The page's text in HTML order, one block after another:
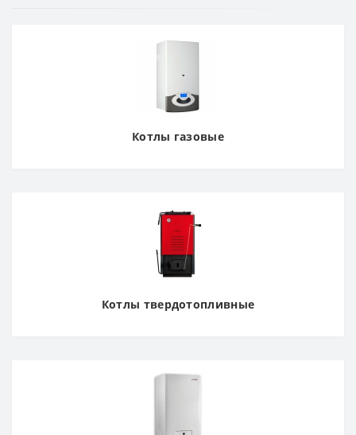
Котлы газовые
Котлы твердотопливные